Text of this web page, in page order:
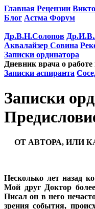
Главная Рецензии
Блог Астма Форум
Др.В.Н.Солопов
Аквалайзер Совина
Записки ординатора
Дневник врача о
Записки аспиранта
Записки
ОТ АВТОРА, ИЛИ
Несколько лет назад
Мой друг Доктор
Писал он в него
зрения события,